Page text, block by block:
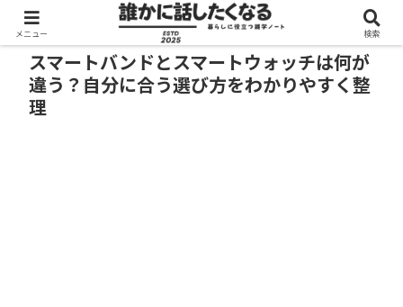
スマートバンドとスマートウォッチは何が
違う？自分に合う選び方をわかりやすく整
理
メニュー 検索